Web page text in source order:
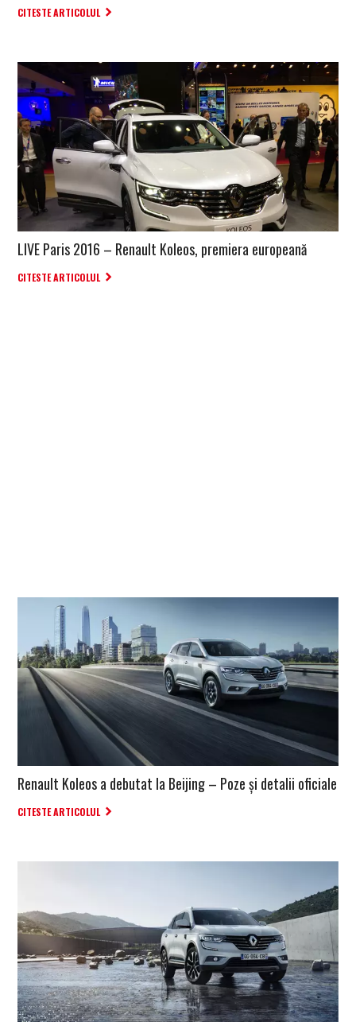
CITESTE ARTICOLUL
LIVE Paris 2016 – Renault Koleos, premiera europeană
CITESTE ARTICOLUL
Renault Koleos a debutat la Beijing – Poze și detalii oficiale
CITESTE ARTICOLUL